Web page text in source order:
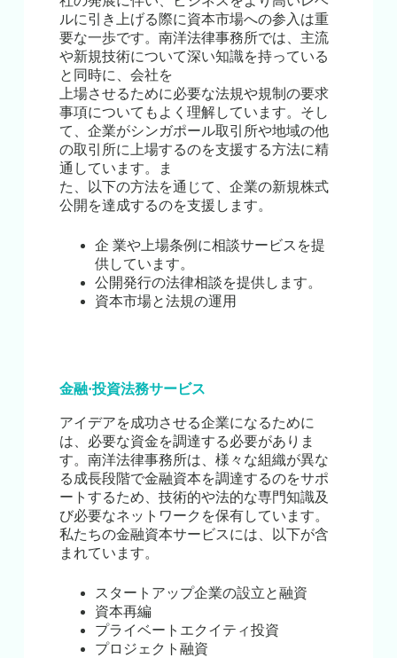
ルに引き上げる際に資本市場への参入は重
要な一歩です。南洋法律事務所では、主流
や新規技術について深い知識を持っている
と同時に、会社を
上場させるために必要な法規や規制の要求
事項についてもよく理解しています。そし
て、企業がシンガポール取引所や地域の他
の取引所に上場するのを支援する方法に精
通しています。ま
た、以下の方法を通じて、企業の新規株式
公開を達成するのを支援します。
企 業や上場条例に相談サービスを提
供しています。
公開発行の法律相談を提供します。
資本市場と法規の運用
金融·投資法務サービス
アイデアを成功させる企業になるために
は、必要な資金を調達する必要がありま
す。南洋法律事務所は、様々な組織が異な
る成長段階で金融資本を調達するのをサポ
ートするため、技術的や法的な専門知識及
び必要なネットワークを保有しています。
私たちの金融資本サービスには、以下が含
まれています。
スタートアップ企業の設立と融資
資本再編
プライベートエクイティ投資
プロジェクト融資